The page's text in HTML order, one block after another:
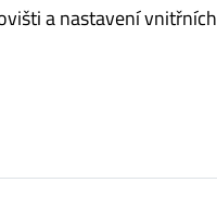
a nastavení vnitřních